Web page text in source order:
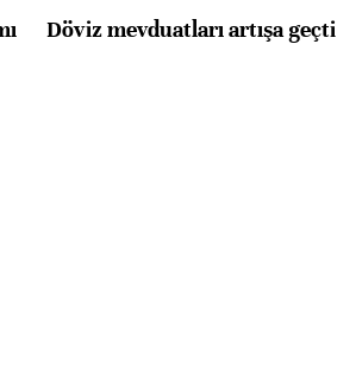
Döviz mevduatları artışa geçti